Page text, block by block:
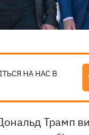
НА НАС В
Трамп